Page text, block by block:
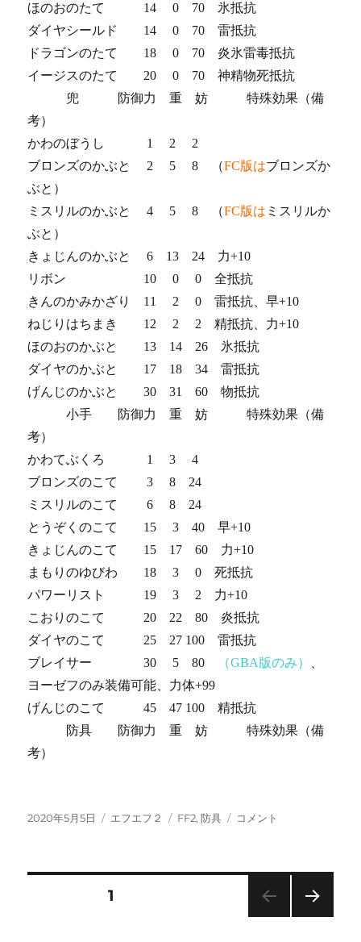
ほのおのたて 14 0 70 氷抵抗
ダイヤシールド 14 0 70 雷抵抗
ドラゴンのたて 18 0 70 炎氷雷毒抵抗
イージスのたて 20 0 70 神精物死抵抗
兜 防御力 重 妨 特殊効果（備
考）
かわのぼうし 1 2 2
ブロンズのかぶと 2 5 8 （FC版はブロンズか
ぶと）
ミスリルのかぶと 4 5 8 （FC版は ミスリルか
ぶと）
きょじんのかぶと 6 13 24 力+10
リボン 10 0 0 全抵抗
きんのかみかざり 11 2 0 雷抵抗、早+10
ねじりはちまき 12 2 2 精抵抗、力+10
ほのおのかぶと 13 14 26 氷抵抗
ダイヤのかぶと 17 18 34 雷抵抗
げんじのかぶと 30 31 60 物抵抗
小手 防御力 重 妨 特殊効果（備
考）
かわてぶくろ 1 3 4
ブロンズのこて 3 8 24
ミスリルのこて 6 8 24
とうぞくのこて 15 3 40 早+10
きょじんのこて 15 17 60 力+10
まもりのゆびわ 18 3 0 死抵抗
パワーリスト 19 3 2 力+10
こおりのこて 20 22 80 炎抵抗
ダイヤのこて 25 27 100 雷抵抗
ブレイサー 30 5 80
（GBA版のみ）
ヨーゼフのみ装備可能、力体+99
げんじのこて 45 47 100 精抵抗
防具 防御力 重 妨 特殊効果（備
考）
投
2020年5月5日
カ
エフエフ２
タ
FF2,防具
FF2
コメント
固定ページ1